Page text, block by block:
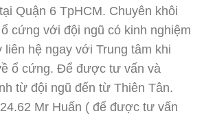
Quận 6 TpHCM. Chuyên khôi
cứng với đội ngũ có kinh nghiệm
liên hệ ngay với Trung tâm khi
ổ cứng. Để được tư vấn và
từ đội ngũ đến từ Thiên Tân.
Mr Huấn ( để được tư vấn